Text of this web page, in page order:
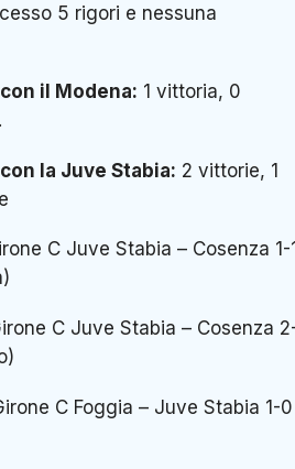
5 rigori e nessuna
il Modena: 1 vittoria, 0
la Juve Stabia: 2 vittorie, 1
C Juve Stabia – Cosenza 1-
C Juve Stabia – Cosenza
C Foggia – Juve Stabia 1-0